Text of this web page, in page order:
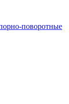
поворотные